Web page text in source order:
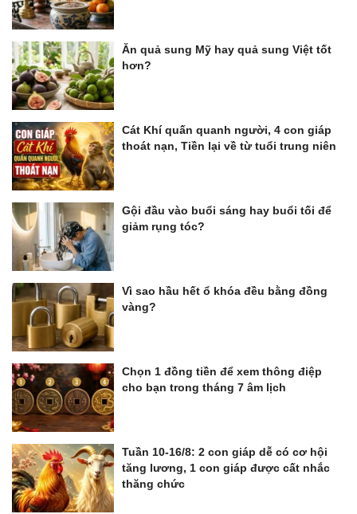
Ăn quả sung Mỹ hay quả sung Việt tốt
hơn?
Cát Khí quấn quanh người, 4 con giáp
thoát nạn, Tiền lại về từ tuổi trung niên
Gội đầu vào buổi sáng hay buổi tối để
giảm rụng tóc?
Vì sao hầu hết ổ khóa đều bằng đồng
vàng?
Chọn 1 đồng tiền để xem thông điệp
cho bạn trong tháng 7 âm lịch
Tuần 10-16/8: 2 con giáp dễ có cơ hội
tăng lương, 1 con giáp được cất nhắc
thăng chức